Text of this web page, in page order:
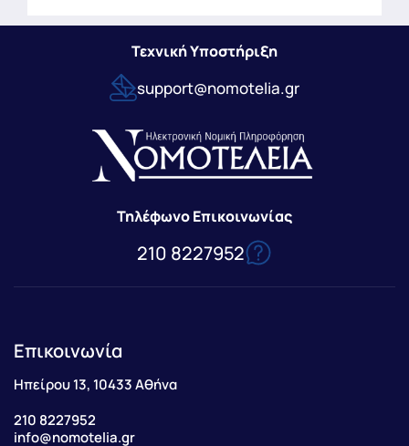
Τεχνική Υποστήριξη
support@nomotelia.gr
Τηλέφωνο Επικοινωνίας
210 8227952
Επικοινωνία
Ηπείρου 13, 10433 Αθήνα
210 8227952
info@nomotelia.gr